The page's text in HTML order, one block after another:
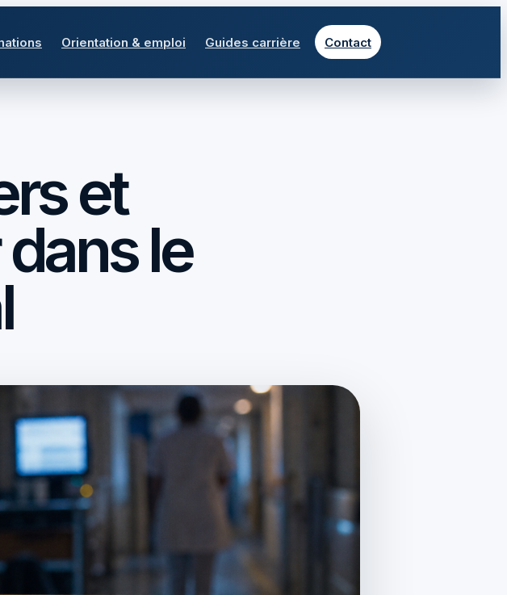
Orientation & emploi Guides carrière Contact
et
le